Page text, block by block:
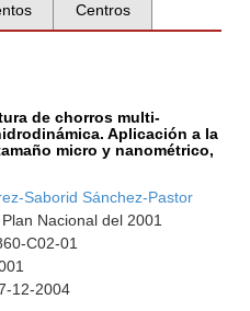
Centros
de chorros multi-
Aplicación a la
micro y nanométrico,
Saborid Sánchez-Pastor
Nacional del 2001
C02-01
12-2004